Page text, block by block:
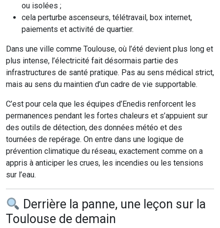
ou isolées ;
cela perturbe ascenseurs, télétravail, box internet,
paiements et activité de quartier.
Dans une ville comme Toulouse, où l’été devient plus long et
plus intense, l’électricité fait désormais partie des
infrastructures de santé pratique. Pas au sens médical strict,
mais au sens du maintien d’un cadre de vie supportable.
C’est pour cela que les équipes d’Enedis renforcent les
permanences pendant les fortes chaleurs et s’appuient sur
des outils de détection, des données météo et des
tournées de repérage. On entre dans une logique de
prévention climatique du réseau, exactement comme on a
appris à anticiper les crues, les incendies ou les tensions
sur l’eau.
Derrière la panne, une leçon sur la
Toulouse de demain